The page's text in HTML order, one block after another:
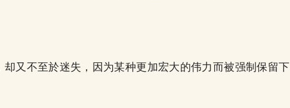
又不至於迷失，因为某种更加宏大的伟力而被强制保留下